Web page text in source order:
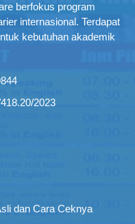
berfokus program
internasional. Terdapat
kebutuhan akademik
2023
dan Cara Ceknya